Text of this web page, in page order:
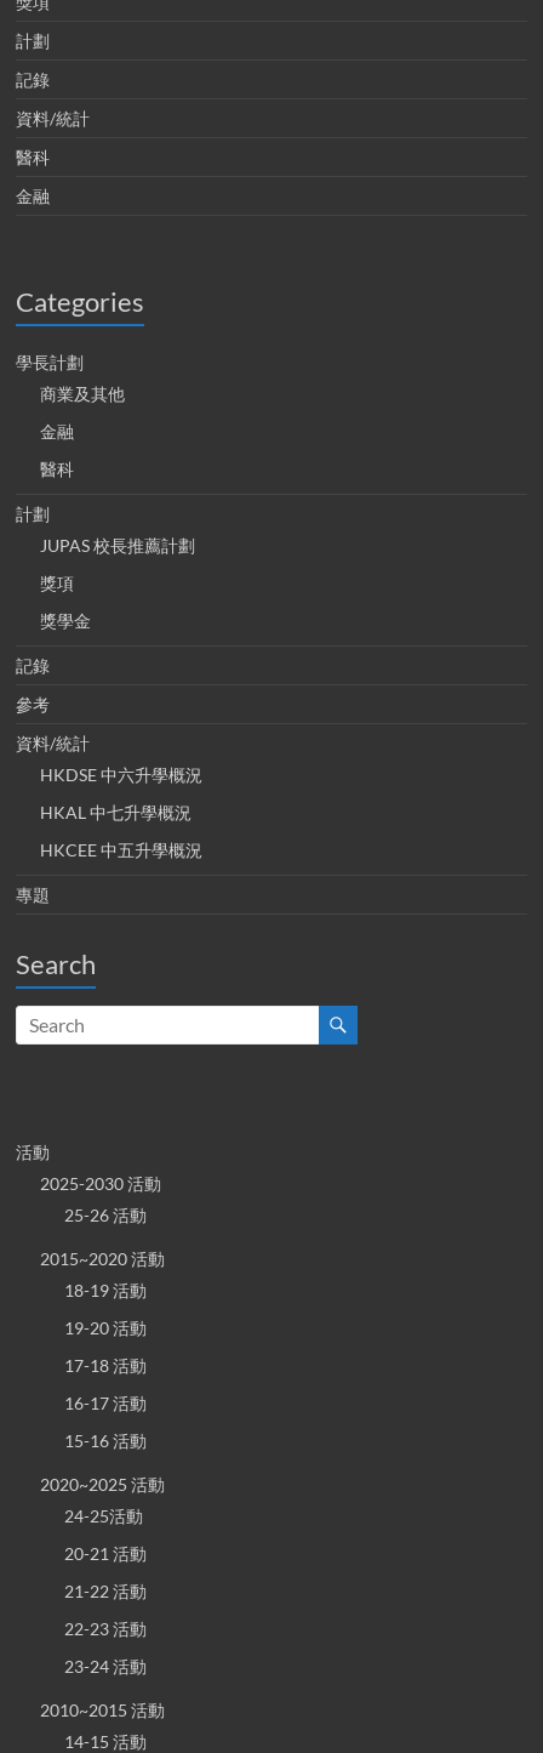
計劃
記錄
資料/統計
醫科
金融
Categories
學長計劃
商業及其他
金融
醫科
計劃
JUPAS 校長推薦計劃
獎項
獎學金
記錄
參考
資料/統計
HKDSE 中六升學概況
HKAL 中七升學概況
HKCEE 中五升學概況
專題
Search
活動
2025-2030 活動
25-26 活動
2015~2020 活動
18-19 活動
19-20 活動
17-18 活動
16-17 活動
15-16 活動
2020~2025 活動
24-25活動
20-21 活動
21-22 活動
22-23 活動
23-24 活動
2010~2015 活動
14-15 活動